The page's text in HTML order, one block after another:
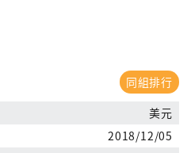
同組排行
美元
2018/12/05